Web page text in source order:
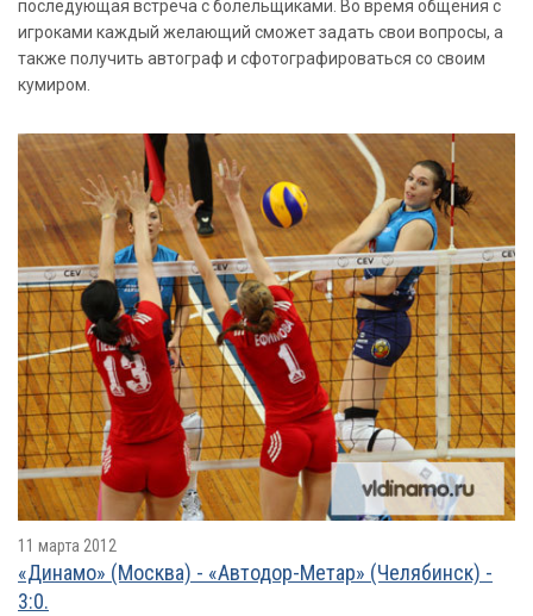
последующая встреча с болельщиками. Во время общения с
игроками каждый желающий сможет задать свои вопросы, а
также получить автограф и сфотографироваться со своим
кумиром.
11 марта 2012
«Динамо» (Москва) - «Автодор-Метар» (Челябинск) -
3:0.